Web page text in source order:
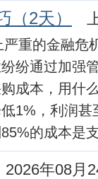
（2天）
重的金融危
纷通过加强
成本，用什
1%，利润
的成本是
2026年08月